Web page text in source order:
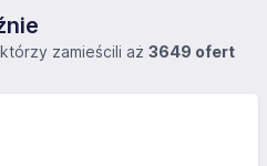
którzy zamieścili aż 3649 ofert